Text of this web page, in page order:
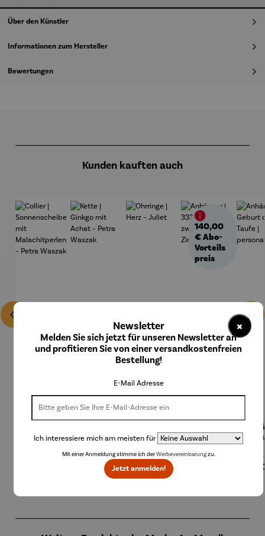
Über den Künstler
Informationen zum Hersteller
Bewertungen
Kunden kauften auch
Sonnensc
Malachitp
Regulärer Preis:
Ginkgo
– Petra
Waszak
Regulärer Preis:
210,00 €
Herz –
Juliet
Regulärer Preis:
168,00 €
140,00
€Abo-
Vorteils
preis
| 333er
Gold
zweifarbi
Regulärer Preis:
199,00 €
×
Newsletter
Melden Sie sich jetzt für unseren Newsletter an
und profitieren Sie von einer versandkostenfreien
Bestellung!
E-Mail Adresse
Ich interessiere mich am meisten für
Mit einer Anmeldung stimme ich derWerbevereinbarungzu.
Jetzt anmelden!